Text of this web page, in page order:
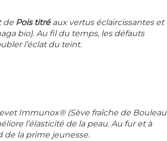
de Pois titréaux vertus éclaircissantes et
bio). Au fil du temps, les défauts
l’éclat du teint.
Immunox® (Sève fraîche de Bouleau
l’élasticité de la peau. Au fur et à
de la prime jeunesse.